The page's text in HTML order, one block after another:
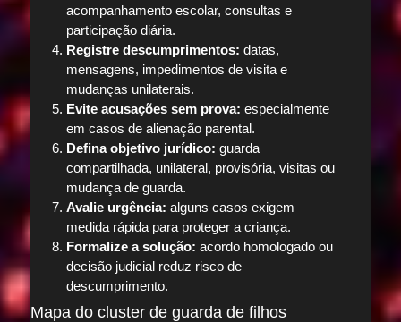
acompanhamento escolar, consultas e
participação diária.
Registre descumprimentos: datas,
mensagens, impedimentos de visita e
mudanças unilaterais.
Evite acusações sem prova: especialmente
em casos de alienação parental.
Defina objetivo jurídico: guarda
compartilhada, unilateral, provisória, visitas ou
mudança de guarda.
Avalie urgência: alguns casos exigem
medida rápida para proteger a criança.
Formalize a solução: acordo homologado ou
decisão judicial reduz risco de
descumprimento.
Mapa do cluster de guarda de filhos